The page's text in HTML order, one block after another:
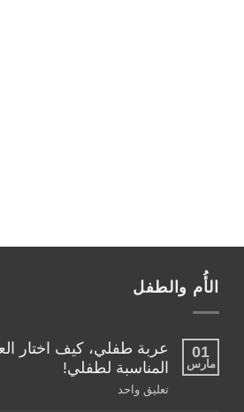
الأُم والطفل
01
مارس
عربة طفلي، كيف اختار
المناسبة لطفلي!
تعليق واحد